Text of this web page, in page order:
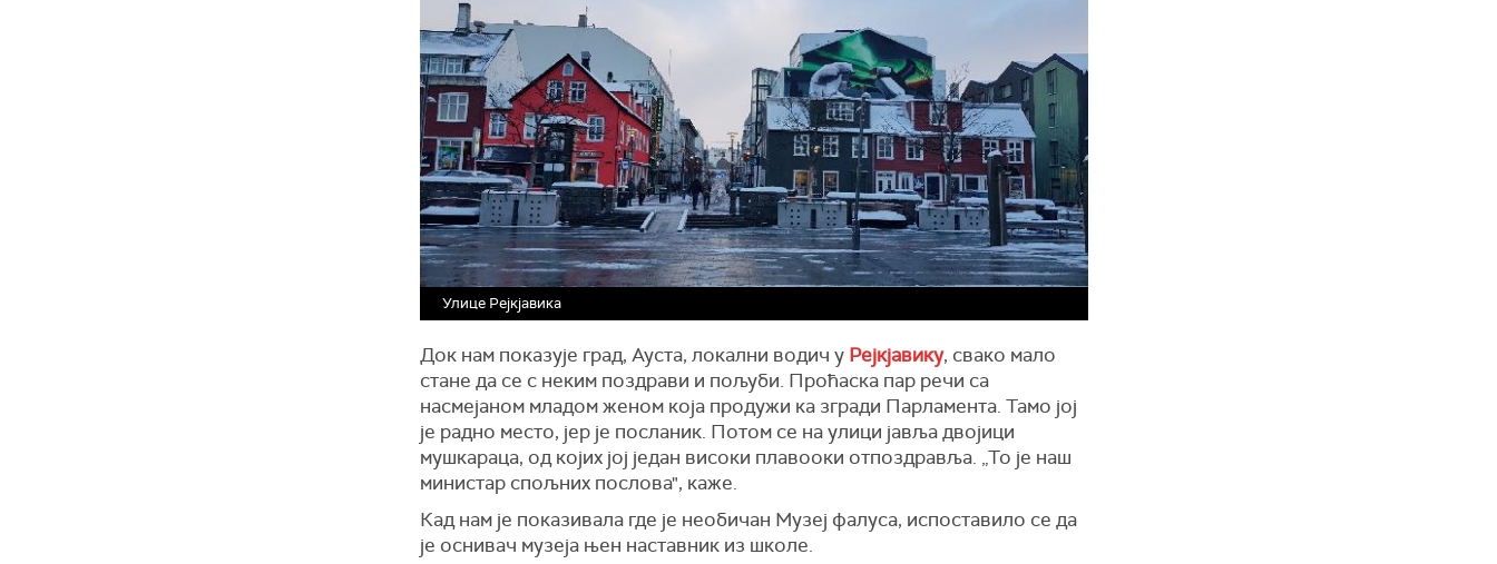
Улице Рејкјавика
Док нам показује град, Ауста, локални водич у Рејкјавику, свако мало
стане да се с неким поздрави и пољуби. Проћаска пар речи са
насмејаном младом женом која продужи ка згради Парламента. Тамо јој
је радно место, јер је посланик. Потом се на улици јавља двојици
мушкараца, од којих јој један високи плавооки отпоздравља. „То је наш
министар спољних послова", каже.
Кад нам је показивала где је необичан Музеј фалуса, испоставило се да
је оснивач музеја њен наставник из школе.